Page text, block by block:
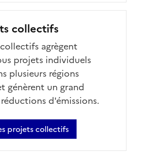
collectifs
agrègent
projets individuels
plusieurs régions
génèrent un grand
d'émissions.
projets collectifs